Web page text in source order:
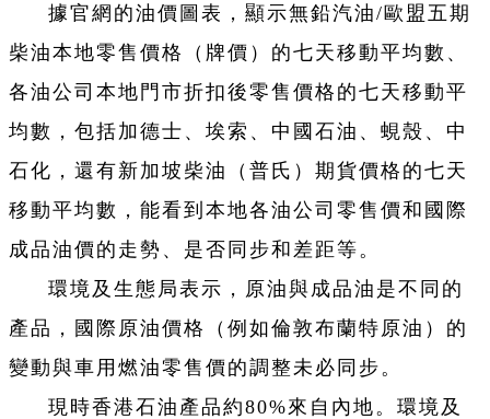
據官網的油價圖表，顯示無鉛汽油/歐盟五期
柴油本地零售價格（牌價）的七天移動平均數、
各油公司本地門市折扣後零售價格的七天移動平
均數，包括加德士、埃索、中國石油、蜆殼、中
石化，還有新加坡柴油（普氏）期貨價格的七天
移動平均數，能看到本地各油公司零售價和國際
成品油價的走勢、是否同步和差距等。
環境及生態局表示，原油與成品油是不同的
產品，國際原油價格（例如倫敦布蘭特原油）的
變動與車用燃油零售價的調整未必同步。
現時香港石油產品約80%來自內地。環境及